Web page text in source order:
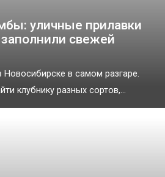
уличные прилавки
свежей
в самом разгаре.
клубнику разных сортов,...